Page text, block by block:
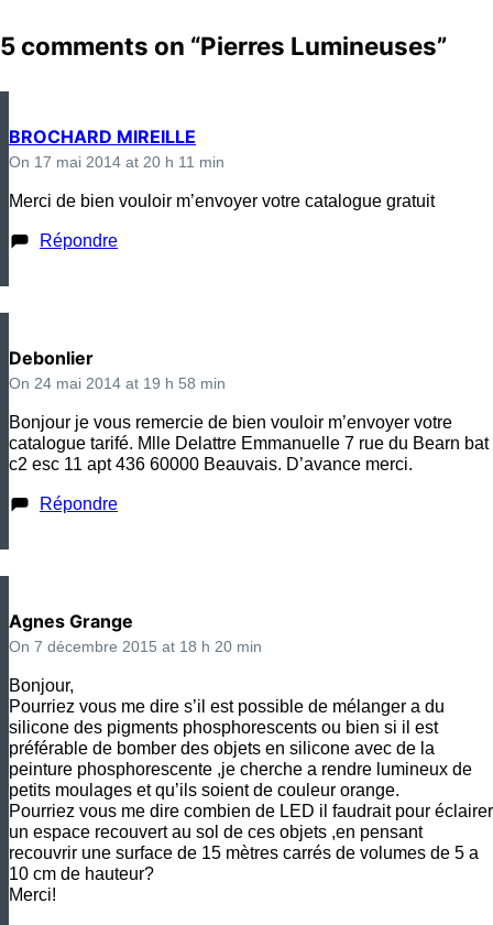
5 comments on “Pierres Lumineuses”
BROCHARD MIREILLE
On 17 mai 2014 at 20 h 11 min
Merci de bien vouloir m’envoyer votre catalogue gratuit
Répondre
Debonlier
On 24 mai 2014 at 19 h 58 min
Bonjour je vous remercie de bien vouloir m’envoyer votre
catalogue tarifé. Mlle Delattre Emmanuelle 7 rue du Bearn bat
c2 esc 11 apt 436 60000 Beauvais. D’avance merci.
Répondre
Agnes Grange
On 7 décembre 2015 at 18 h 20 min
Bonjour,
Pourriez vous me dire s’il est possible de mélanger a du
silicone des pigments phosphorescents ou bien si il est
préférable de bomber des objets en silicone avec de la
peinture phosphorescente ,je cherche a rendre lumineux de
petits moulages et qu’ils soient de couleur orange.
Pourriez vous me dire combien de LED il faudrait pour éclairer
un espace recouvert au sol de ces objets ,en pensant
recouvrir une surface de 15 mètres carrés de volumes de 5 a
10 cm de hauteur?
Merci!